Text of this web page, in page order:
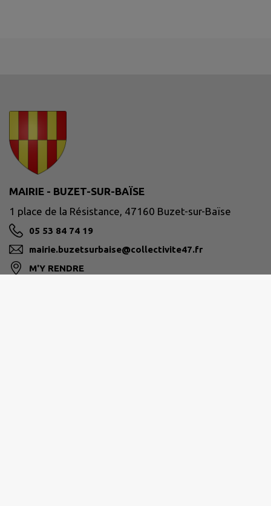
MAIRIE - BUZET-SUR-BAÏSE
1 place de la Résistance, 47160 Buzet-sur-Baïse
05 53 84 74 19
mairie.buzetsurbaise@collectivite47.fr
M'Y RENDRE